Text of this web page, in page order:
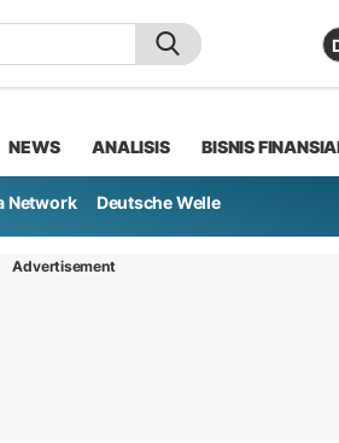
NEWS ANALISIS BISNIS
Network Deutsche Welle
Advertisement